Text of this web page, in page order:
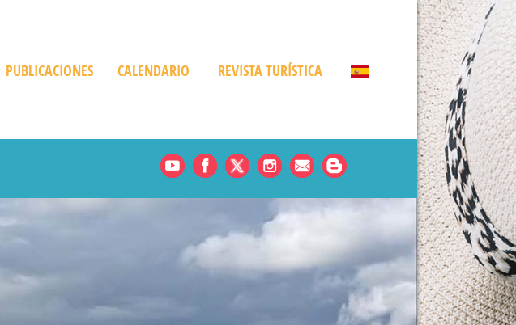
Turismo Verde
PUBLICACIONES CALENDARIO REVISTA TURÍSTICA